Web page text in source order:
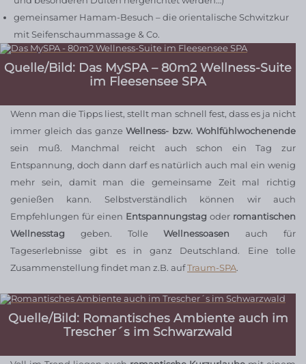
gemeinsamer Hamam-Besuch – die orientalische Schwitzkur
mit Seifenschaummassage & Co.
Quelle/Bild: Das MySPA – 80m2 Wellness-Suite
im Fleesensee SPA
Wenn man die Tipps liest, stellt man schnell fest, dass es ja nicht
immer gleich das ganzeWellness- bzw. Wohlfühlwochenende
sein muß. Manchmal reicht auch schon ein Tag zur
Entspannung, doch dann darf es natürlich auch mal ein wenig
mehr sein, damit man die gemeinsame Zeit mal richtig
genießen kann. Selbstverständlich können wir auch
Empfehlungen für einen Entspannungstag oder romantischen
Wellnesstag geben. TolleWellnessoasenauch für
Tageserlebnisse gibt es in ganz Deutschland. Eine tolle
Zusammenstellung findet man z.B. aufTraum-SPA.
Quelle/Bild: Romantisches Ambiente auch im
Trescher´s im Schwarzwald